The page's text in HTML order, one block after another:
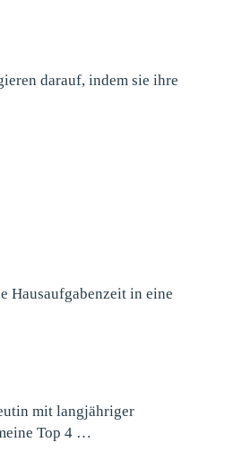
darauf, indem sie ihre
Hausaufgabenzeit in eine
mit langjähriger
Top 4 …